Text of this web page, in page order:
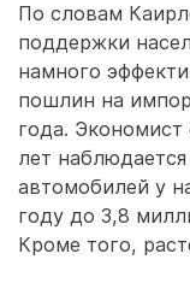
По словам
поддержки
намного
пошлин на
года. Экономист
лет
автомобилей у
году до 3,8
Кроме того,